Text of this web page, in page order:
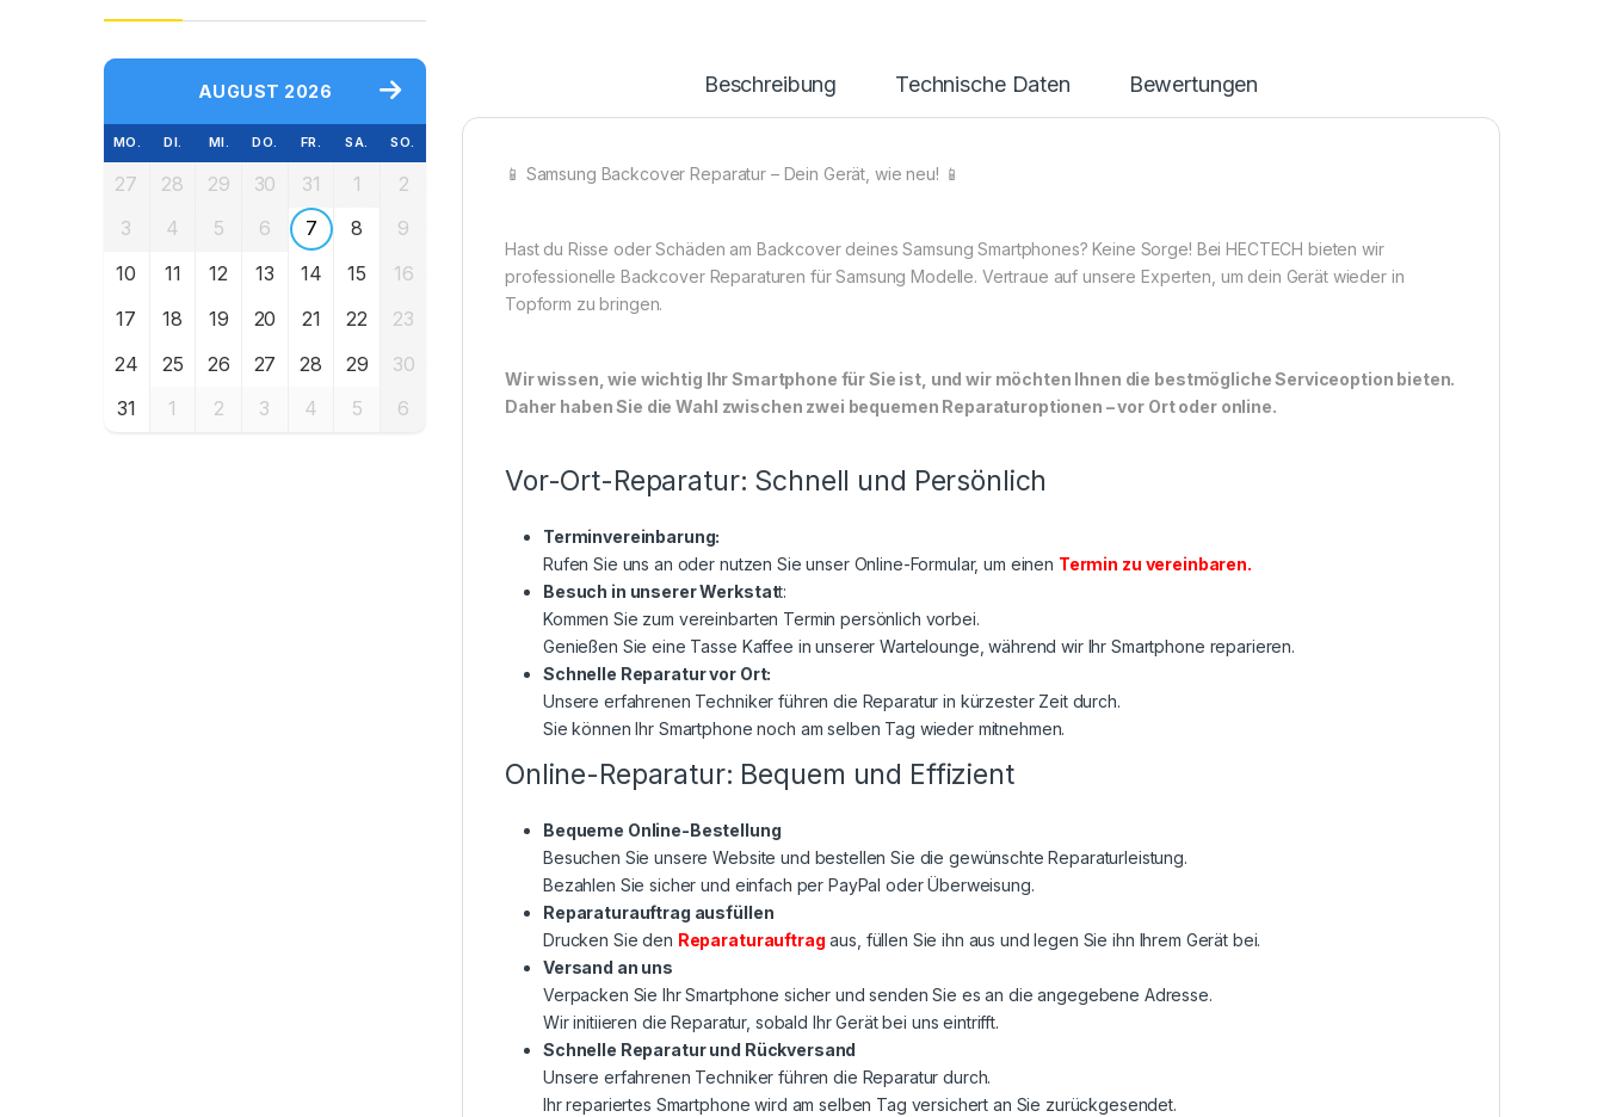
Beschreibung Technische Daten Bewertungen
📱 Samsung Backcover Reparatur – Dein Gerät, wie neu! 📱
Hast du Risse oder Schäden am Backcover deines Samsung Smartphones? Keine Sorge! Bei HECTECH bieten wir
professionelle Backcover Reparaturen für Samsung Modelle. Vertraue auf unsere Experten, um dein Gerät wieder in
Topform zu bringen.
Wir wissen, wie wichtig Ihr Smartphone für Sie ist, und wir möchten Ihnen die bestmögliche Serviceoption bieten.
Daher haben Sie die Wahl zwischen zwei bequemen Reparaturoptionen – vor Ort oder online.
Vor-Ort-Reparatur: Schnell und Persönlich
Terminvereinbarung:
Rufen Sie uns an oder nutzen Sie unser Online-Formular, um einen Termin zu vereinbaren.
Besuch in unserer Werkstatt:
Kommen Sie zum vereinbarten Termin persönlich vorbei.
Genießen Sie eine Tasse Kaffee in unserer Wartelounge, während wir Ihr Smartphone reparieren.
Schnelle Reparatur vor Ort:
Unsere erfahrenen Techniker führen die Reparatur in kürzester Zeit durch.
Sie können Ihr Smartphone noch am selben Tag wieder mitnehmen.
Online-Reparatur: Bequem und Effizient
Bequeme Online-Bestellung
Besuchen Sie unsere Website und bestellen Sie die gewünschte Reparaturleistung.
Bezahlen Sie sicher und einfach per PayPal oder Überweisung.
Reparaturauftrag ausfüllen
Drucken Sie den Reparaturauftrag aus, füllen Sie ihn aus und legen Sie ihn Ihrem Gerät bei.
Versand an uns
Verpacken Sie Ihr Smartphone sicher und senden Sie es an die angegebene Adresse.
Wir initiieren die Reparatur, sobald Ihr Gerät bei uns eintrifft.
Schnelle Reparatur und Rückversand
Unsere erfahrenen Techniker führen die Reparatur durch.
Ihr repariertes Smartphone wird am selben Tag versichert an Sie zurückgesendet.
AUGUST 2026
MO. DI. MI. DO. FR. SA. SO.
27 28 29 30 31 1
2
3
4 5 6 7 8
9
10
11 12 13 14 15
16
17
18 19 20 21 22
23
24
25 26 27 28 29
30
31
1 2 3 4 5 6